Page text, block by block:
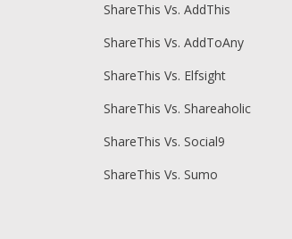
ShareThis Vs. AddThis
ShareThis Vs. AddToAny
ShareThis Vs. Elfsight
ShareThis Vs. Shareaholic
ShareThis Vs. Social9
ShareThis Vs. Sumo